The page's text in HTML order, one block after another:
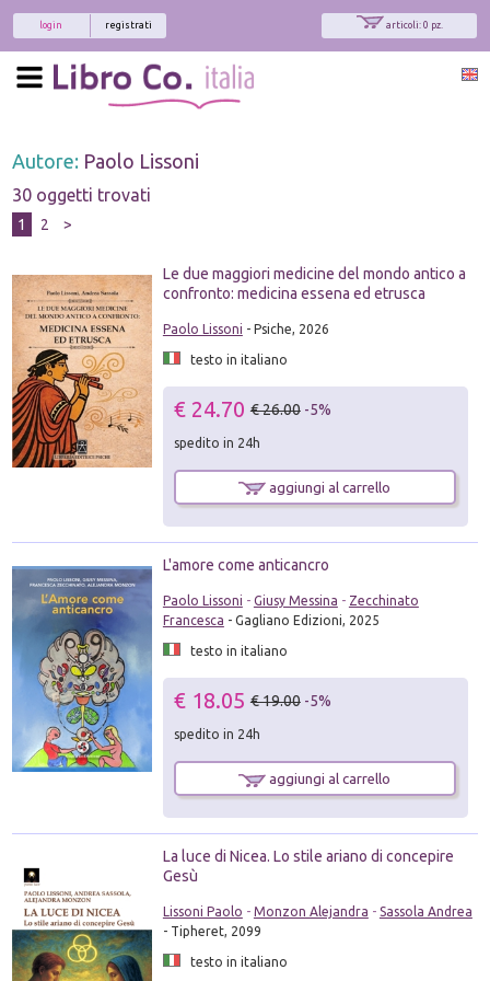
articoli: 0 pz.
registrati
login
Autore: Paolo Lissoni
30 oggetti trovati
1 2 >
Le due maggiori medicine del mondo antico a
confronto: medicina essena ed etrusca
Paolo Lissoni - Psiche, 2026
testo in italiano
€ 24.70 € 26.00 -5%
spedito in 24h
aggiungi al carrello
L'amore come anticancro
Paolo Lissoni - Giusy Messina - Zecchinato
Francesca - Gagliano Edizioni, 2025
testo in italiano
€ 18.05 € 19.00 -5%
spedito in 24h
aggiungi al carrello
La luce di Nicea. Lo stile ariano di concepire
Gesù
Lissoni Paolo - Monzon Alejandra - Sassola Andrea
- Tipheret, 2099
testo in italiano